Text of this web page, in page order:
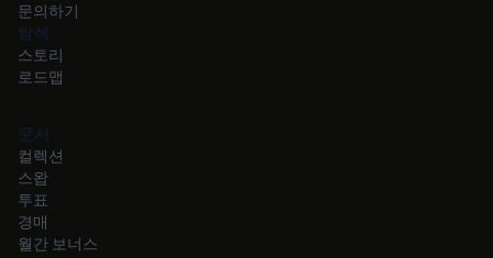
문의하기
탐색
스토리
로드맵
문서
컬렉션
스왑
투표
경매
월간 보너스